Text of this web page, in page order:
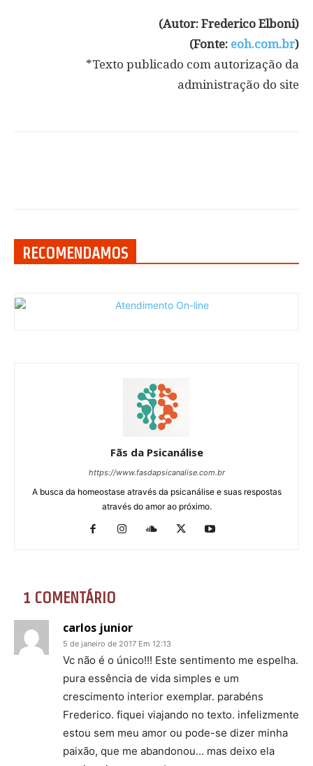
(Autor: Frederico Elboni)
(Fonte: eoh.com.br)
*Texto publicado com autorização da
administração do site
RECOMENDAMOS
Fãs da Psicanálise
https://www.fasdapsicanalise.com.br
A busca da homeostase através da psicanálise e suas respostas
através do amor ao próximo.
1 COMENTÁRIO
carlos junior
5 de janeiro de 2017 Em 12:13
Vc não é o único!!! Este sentimento me espelha.
pura essência de vida simples e um
crescimento interior exemplar. parabéns
Frederico. fiquei viajando no texto. infelizmente
estou sem meu amor ou pode-se dizer minha
paixão, que me abandonou… mas deixo ela